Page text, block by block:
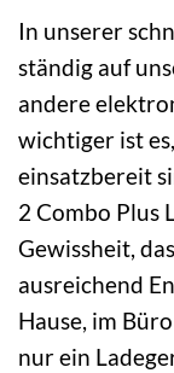
In unserer
ständig auf
andere
wichtiger ist
einsatzbereit
2 Combo Plus
Gewissheit,
ausreichend
Hause, im
nur ein